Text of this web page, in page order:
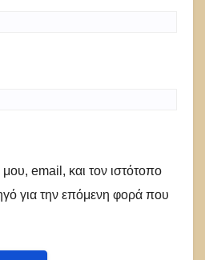
email, και τον ιστότοπο
για την επόμενη φορά που